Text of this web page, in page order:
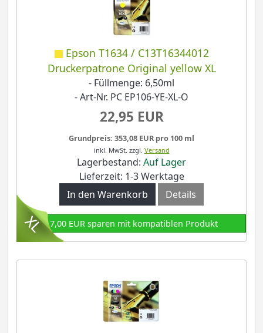
Epson T1634 / C13T16344012
Druckerpatrone Original yellow XL
- Füllmenge: 6,50ml
- Art-Nr. PC EP106-YE-XL-O
22,95 EUR
Grundpreis: 353,08 EUR pro 100 ml
inkl. MwSt. zzgl. Versand
Lagerbestand: Auf Lager
Lieferzeit: 1-3 Werktage
In den Warenkorb
Details
17,00 EUR sparen mit kompatiblen Produkt